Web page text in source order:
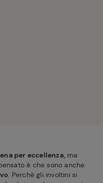
per eccellenza, ma
è che sono anche
. Perchè gli involtini si